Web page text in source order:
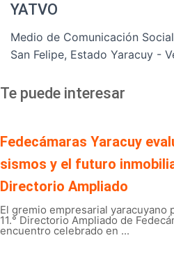
YATVO
Medio de Comunicación
San Felipe, Estado Yaracuy -
Te puede interesar
Fedecámaras Yaracuy
sismos y el futuro
Directorio Ampliado
El gremio empresarial
11.° Directorio Ampliado de
encuentro celebrado en ...